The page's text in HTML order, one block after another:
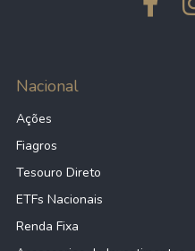
Nacional
Ações
Fiagros
Tesouro Direto
ETFs Nacionais
Renda Fixa